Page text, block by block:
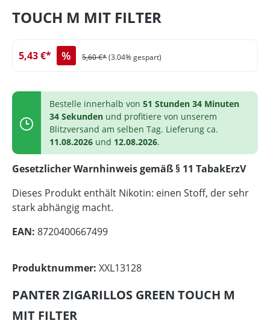
TOUCH M MIT FILTER
5,43 €* % 5,60 €*(3.04% gespart)
Bestelle innerhalb von 51 Stunden 34 Minuten
34 Sekunden und profitiere von unserem
Blitzversand am selben Tag. Lieferung ca.
11.08.2026 und 12.08.2026.
Gesetzlicher Warnhinweis gemäß § 11 TabakErzV
Dieses Produkt enthält Nikotin: einen Stoff, der sehr
stark abhängig macht.
EAN: 8720400667499
Produktnummer: XXL13128
PANTER ZIGARILLOS GREEN TOUCH M
MIT FILTER